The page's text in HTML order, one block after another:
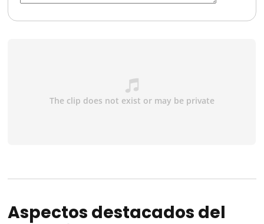
Aspectos destacados del